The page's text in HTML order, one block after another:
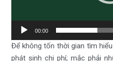
00:00
Để không tốn thời gian tìm
phát sinh chi phí; mắc phải